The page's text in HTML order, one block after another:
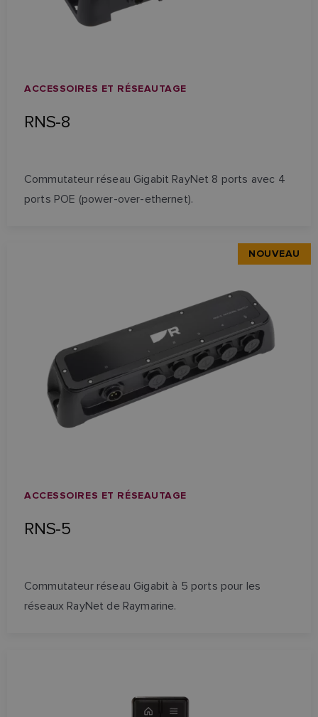
ACCESSOIRES ET RÉSEAUTAGE
RNS-8
Commutateur réseau Gigabit RayNet 8 ports avec 4
ports POE (power-over-ethernet).
NOUVEAU
ACCESSOIRES ET RÉSEAUTAGE
RNS-5
Commutateur réseau Gigabit à 5 ports pour les
réseaux RayNet de Raymarine.